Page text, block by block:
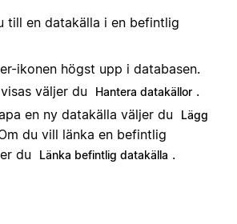
till en datakälla i en befintlig
ikonen högst upp i databasen.
väljer du
Hantera datakällor .
en ny datakälla väljer du
Lägg
du vill länka en befintlig
du
Länka befintlig datakälla .